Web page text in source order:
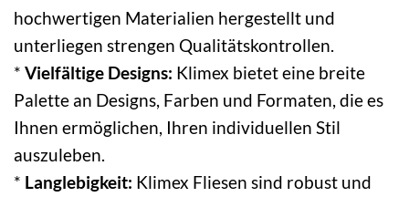
hochwertigen Materialien hergestellt und
unterliegen strengen Qualitätskontrollen.
* Vielfältige Designs: Klimex bietet eine breite
Palette an Designs, Farben und Formaten, die es
Ihnen ermöglichen, Ihren individuellen Stil
auszuleben.
* Langlebigkeit: Klimex Fliesen sind robust und